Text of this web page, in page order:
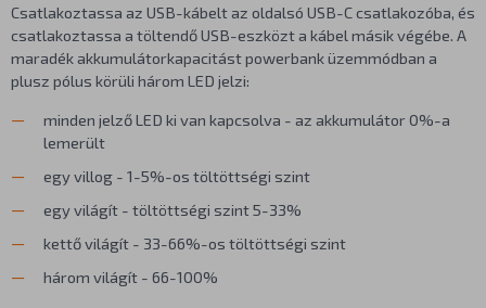
Csatlakoztassa az USB-kábelt az oldalsó USB-C csatlakozóba, és
csatlakoztassa a töltendő USB-eszközt a kábel másik végébe. A
maradék akkumulátorkapacitást powerbank üzemmódban a
plusz pólus körüli három LED jelzi:
minden jelző LED ki van kapcsolva - az akkumulátor 0%-a
lemerült
egy villog - 1-5%-os töltöttségi szint
egy világít - töltöttségi szint 5-33%
kettő világít - 33-66%-os töltöttségi szint
három világít - 66-100%